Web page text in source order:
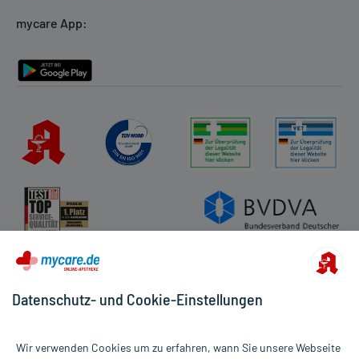
Rückgabe/Widerruf
mycare App:
Datenschutz- und Cookie-Einstellungen
Wir verwenden Cookies um zu erfahren, wann Sie unsere Webseite